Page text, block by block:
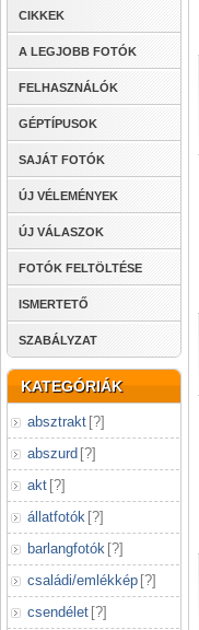
CIKKEK
A LEGJOBB FOTÓK
FELHASZNÁLÓK
GÉPTÍPUSOK
SAJÁT FOTÓK
ÚJ VÉLEMÉNYEK
ÚJ VÁLASZOK
FOTÓK FELTÖLTÉSE
ISMERTETŐ
SZABÁLYZAT
KATEGÓRIÁK
absztrakt [?]
abszurd [?]
akt [?]
állatfotók [?]
barlangfotók [?]
családi/emlékkép [?]
csendélet [?]